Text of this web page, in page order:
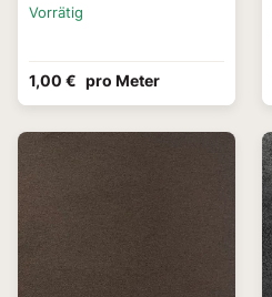
Vorrätig
1,00 € pro Meter